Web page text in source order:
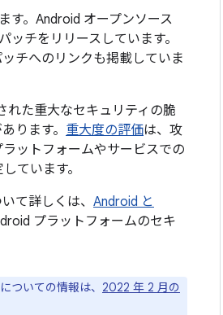
す。Android オープンソース
チをリリースしています。
チへのリンクも掲載していま
れた重大なセキュリティの脆
ります。 重大度の評価は、攻
ットフォームやサービスでの
ています。
て詳しくは、 Android と
プラットフォームのセキ
ついての情報は、 2022 年 2 月の